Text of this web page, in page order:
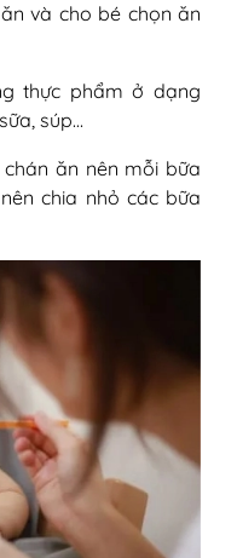
và cho bé chọn ăn
thực phẩm ở dạng
súp…
ăn nên mỗi bữa
chia nhỏ các bữa